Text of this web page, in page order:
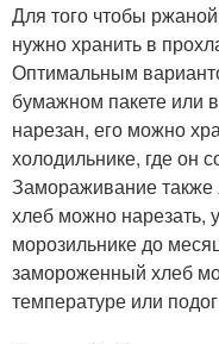
Для того чтобы
нужно хранить в
Оптимальным
бумажном пакете или
нарезан, его можно
холодильнике, где он
Замораживание
хлеб можно нарезать,
морозильнике до
замороженный хлеб
температуре или